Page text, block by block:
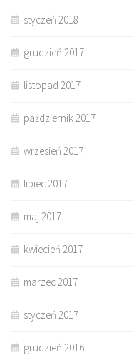
styczeń 2018
grudzień 2017
listopad 2017
październik 2017
wrzesień 2017
lipiec 2017
maj 2017
kwiecień 2017
marzec 2017
styczeń 2017
grudzień 2016